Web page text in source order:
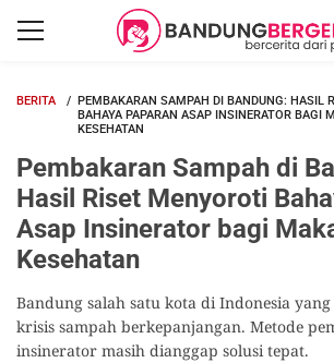
BERITA
PEMBAKARAN SAMPAH DI BANDUNG: HASIL
BAHAYA PAPARAN ASAP INSINERATOR BAGI
KESEHATAN
Pembakaran Sampah di
Hasil Riset Menyoroti
Asap Insinerator bagi
Kesehatan
Bandung salah satu kota di Indonesia
krisis sampah berkepanjangan. Metode
insinerator masih dianggap solusi tepat.